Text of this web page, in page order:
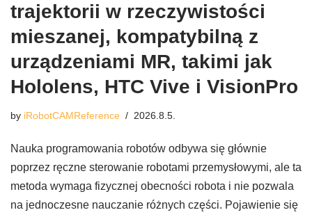
trajektorii w rzeczywistości
mieszanej, kompatybilną z
urządzeniami MR, takimi jak
Hololens, HTC Vive i VisionPro
by iRobotCAMReference 2026.8.5.
Nauka programowania robotów odbywa się głównie
poprzez ręczne sterowanie robotami przemysłowymi, ale ta
metoda wymaga fizycznej obecności robota i nie pozwala
na jednoczesne nauczanie różnych części. Pojawienie się